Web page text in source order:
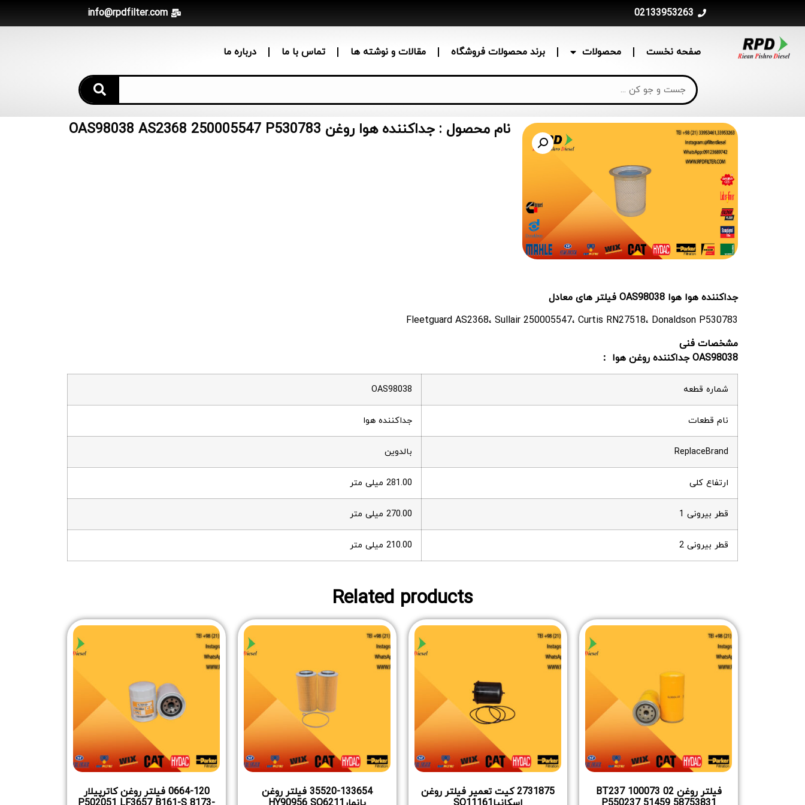
02133953263
info@rpdfilter.com
صفحه نخست محصولات برند محصولات فروشگاه مقالات و نوشته ها تماس با ما درباره ما
نام محصول : جداکننده هوا روغن OAS98038 AS2368 250005547 P530783
جداکننده هوا هوا OAS98038 فیلتر های معادل
Fleetguard AS2368، Sullair 250005547، Curtis RN27518، Donaldson P530783
مشخصات فنی
OAS98038 جداکننده روغن هوا ：
شماره قطعه OAS98038
نام قطعات جداکننده هوا
ReplaceBrand بالدوین
ارتفاع کلی 281.00 میلی متر
قطر بیرونی 1 270.00 میلی متر
قطر بیرونی 2 210.00 میلی متر
Related products
فیلتر روغن 02 100073 BT237
2731875 کیت تعمیر فیلتر روغن
35520-133654 فیلتر روغن
0664-120 فیلتر روغن کاترپیلار